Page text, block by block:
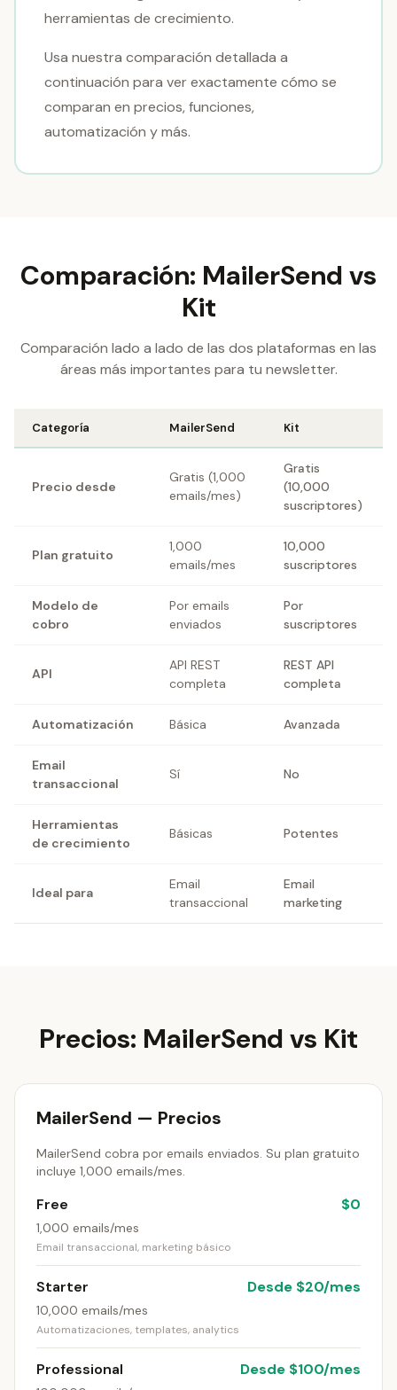
herramientas de crecimiento.
Usa nuestra comparación detallada a
continuación para ver exactamente cómo se
comparan en precios, funciones,
automatización y más.
Comparación: MailerSend vs
Kit
Comparación lado a lado de las dos plataformas en las
áreas más importantes para tu newsletter.
Categoría MailerSend Kit
Precio desde
Gratis (1,000
emails/mes)
Gratis
(10,000
suscriptores)
Plan gratuito
1,000
emails/mes
10,000
suscriptores
Modelo de
cobro
Por emails
enviados
Por
suscriptores
API
API REST
completa
REST API
completa
Automatización Básica Avanzada
Email
transaccional
Sí No
Herramientas
de crecimiento
Básicas Potentes
Ideal para
Email
transaccional
Email
marketing
Precios: MailerSend vs Kit
MailerSend — Precios
MailerSend cobra por emails enviados. Su plan gratuito
incluye 1,000 emails/mes.
Free $0
1,000 emails/mes
Email transaccional, marketing básico
Starter Desde $20/mes
10,000 emails/mes
Automatizaciones, templates, analytics
Professional Desde $100/mes